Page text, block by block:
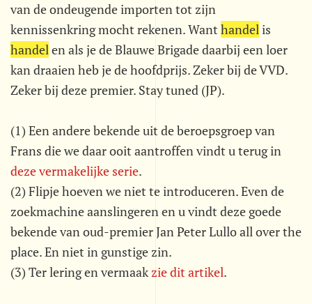
van de ondeugende importen tot zijn
kennissenkring mocht rekenen. Want handelis
handelen als je de Blauwe Brigade daarbij een loer
kan draaien heb je de hoofdprijs. Zeker bij de VVD.
Zeker bij deze premier. Stay tuned (JP).
(1) Een andere bekende uit de beroepsgroep van
Frans die we daar ooit aantroffen vindt u terug in
deze vermakelijke serie.
(2) Flipje hoeven we niet te introduceren. Even de
zoekmachine aanslingeren en u vindt deze goede
bekende van oud-premier Jan Peter Lullo all over the
place. En niet in gunstige zin.
(3) Ter lering en vermaakzie dit artikel.